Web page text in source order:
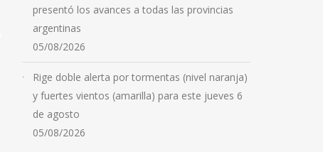
ORGANIZACIONES
SOCIALES DE ROSARIO SE
MOVILIZARÁN ESTE 6 Y 7
DE AGOSTO
05/08/2026
presentó los avances a todas las provincias
argentinas
05/08/2026
Rige doble alerta por tormentas (nivel naranja)
y fuertes vientos (amarilla) para este jueves 6
de agosto
05/08/2026